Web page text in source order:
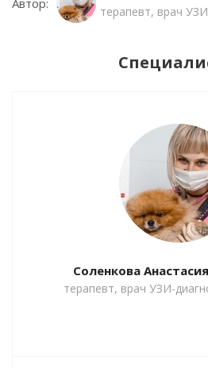
Автор:
терапевт, врач
Соленкова
терапевт, врач УЗИ-